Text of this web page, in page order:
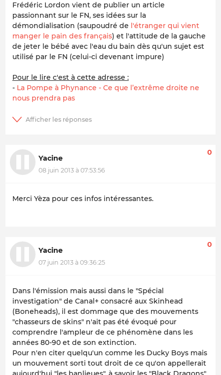
Frédéric Lordon vient de publier un article
passionnant sur le FN, ses idées sur la
démondialisation (saupoudré de l'étranger qui vient
manger le pain des français) et l'attitude de la gauche
de jeter le bébé avec l'eau du bain dès qu'un sujet est
utilisé par le FN (celui-ci devenant impure)
Pour le lire c'est à cette adresse :
- La Pompe à Phynance - Ce que l’extrême droite ne
nous prendra pas
Yacine
08 juin 2013 à 07:53:56
0
Merci Yèza pour ces infos intéressantes.
Yacine
07 juin 2013 à 09:36:25
0
Dans l'émission mais aussi dans le "Spécial
investigation" de Canal+ consacré aux Skinhead
(Boneheads), il est dommage que des mouvements
"chasseurs de skins" n'ait pas été évoqué pour
comprendre l'ampleur de ce phénomène dans les
années 80-90 et de son extinction.
Pour n'en citer quelqu'un comme les Ducky Boys mais
un mouvement sorti tout droit de ce qu'on appellerait